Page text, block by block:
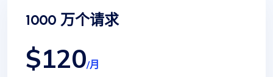
1000 万个请求
$120/月